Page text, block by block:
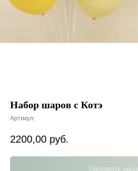
Набор шаров с Котэ
Артикул:
2200,00 руб.
Оформить заказ